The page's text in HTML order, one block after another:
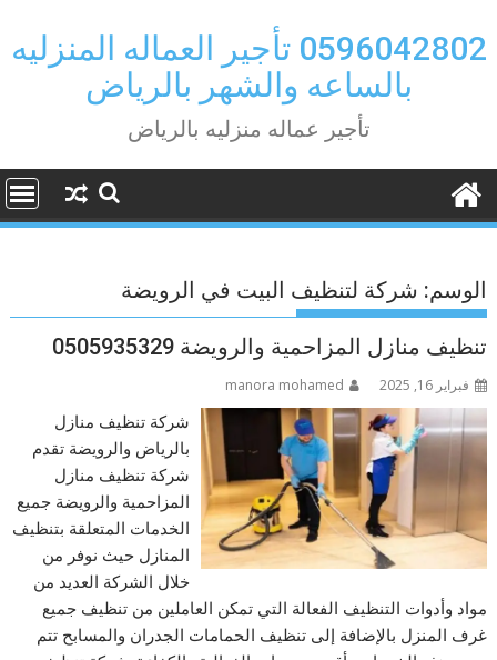
to
content
0596042802 تأجير العماله المنزليه
بالساعه والشهر بالرياض
تأجير عماله منزليه بالرياض
الوسم: شركة لتنظيف البيت في الرويضة
تنظيف منازل المزاحمية والرويضة 0505935329
فبراير 16, 2025 manora mohamed
شركة تنظيف منازل
بالرياض والرويضة تقدم
شركة تنظيف منازل
المزاحمية والرويضة جميع
الخدمات المتعلقة بتنظيف
المنازل حيث نوفر من
خلال الشركة العديد من
مواد وأدوات التنظيف الفعالة التي تمكن العاملين من تنظيف جميع
غرف المنزل بالإضافة إلى تنظيف الحمامات الجدران والمسابح تتم